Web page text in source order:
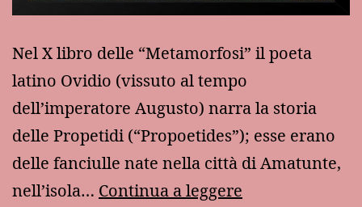
Nel X libro delle “Metamorfosi” il poeta
latino Ovidio (vissuto al tempo
dell’imperatore Augusto) narra la storia
delle Propetidi (“Propoetides”); esse erano
delle fanciulle nate nella città di Amatunte,
nell’isola… Continua a leggere